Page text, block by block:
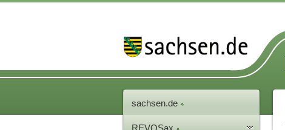
sachsen.de